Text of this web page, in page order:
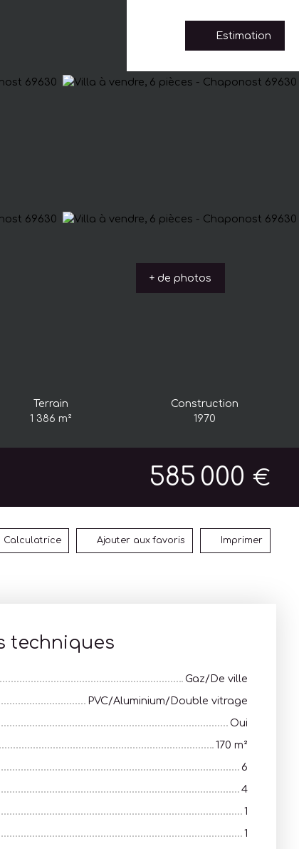
Estimation
+ de photos
Terrain
1 386m²
Construction
1970
585 000 €
Calculatrice Ajouter aux favoris Imprimer
techniques
Gaz/De ville
PVC/Aluminium/Double vitrage
Oui
170 m²
6
4
1
1